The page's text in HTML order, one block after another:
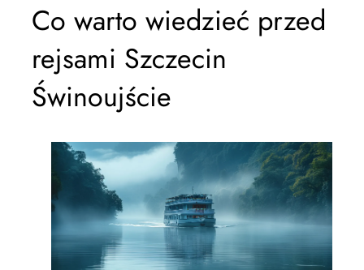
Co warto wiedzieć przed
rejsami Szczecin
Świnoujście